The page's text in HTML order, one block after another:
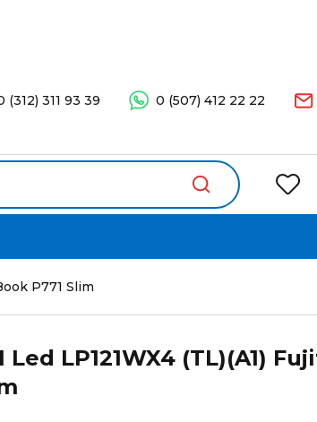
(312) 311 93 39 0 (507) 412 22 22
P771 Slim
Led LP121WX4 (TL)(A1)